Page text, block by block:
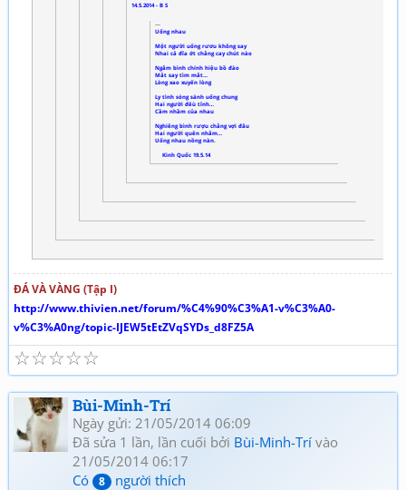
14.5.2014 - B S
Uống nhau
Một người uống rươu không say
Nhai cả đĩa ớt chẳng cay chút nào
Ngắm bình chính hiệu bồ đào
Mắt say tìm mắt…
Lòng xao xuyến lòng
Ly tình sóng sánh uống chung
Hai người đêù tỉnh…
Cầm nhầm của nhau
Nghiêng bình rượu chẳng vợi đâu
Hai người quên nhắm…
Uống nhau nồng nàn.
Kinh Quốc 19.5.14
ĐÁ VÀ VÀNG (Tập I)
http://www.thivien.net/forum/%C4%90%C3%A1-v%C3%A0-
v%C3%A0ng/topic-IJEW5tEtZVqSYDs_d8FZ5A
☆
☆
☆
☆
☆
Bùi-Minh-Trí
Ngày gửi: 21/05/2014 06:09
Đã sửa 1 lần, lần cuối bởi Bùi-Minh-Trí vào
21/05/2014 06:17
Có
8 người thích